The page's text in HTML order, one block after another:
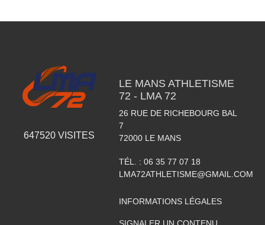
647520 VISITES
LE MANS ATHLETISME
72 - LMA 72
26 RUE DE RICHEBOURG BAL
7
72000 LE MANS
TÉL. : 06 35 77 07 18
LMA72ATHLETISME@GMAIL.COM
INFORMATIONS LÉGALES
SIGNALER UN CONTENU